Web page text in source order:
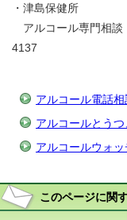
・津島保健所
アルコール専門相
4137
アルコール電話相
アルコールとう
アルコールウォッ
このページに関